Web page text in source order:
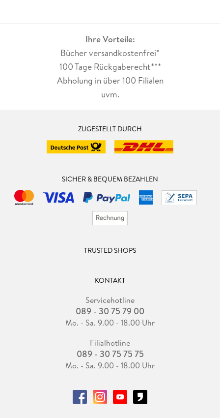
Ihre Vorteile:
Bücher versandkostenfrei*
100 Tage Rückgaberecht***
Abholung in über 100 Filialen
uvm.
ZUGESTELLT DURCH
SICHER & BEQUEM BEZAHLEN
TRUSTED SHOPS
KONTAKT
Servicehotline
089 - 30 75 79 00
Mo. - Sa. 9.00 - 18.00 Uhr
Filialhotline
089 - 30 75 75 75
Mo. - Sa. 9.00 - 18.00 Uhr